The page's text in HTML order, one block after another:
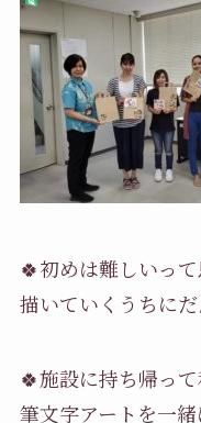
🍀初めは難しいっ
描いていくうちに
🍀施設に持ち帰っ
筆文字アートを一緒